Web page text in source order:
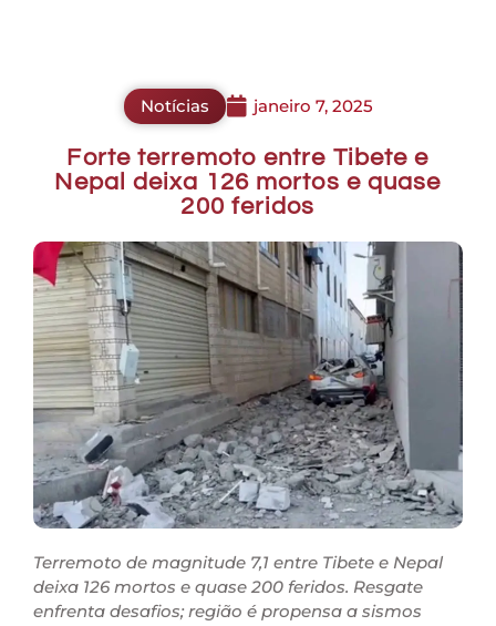
Notícias janeiro 7, 2025
Forte terremoto entre Tibete e
Nepal deixa 126 mortos e quase
200 feridos
Terremoto de magnitude 7,1 entre Tibete e Nepal
deixa 126 mortos e quase 200 feridos. Resgate
enfrenta desafios; região é propensa a sismos